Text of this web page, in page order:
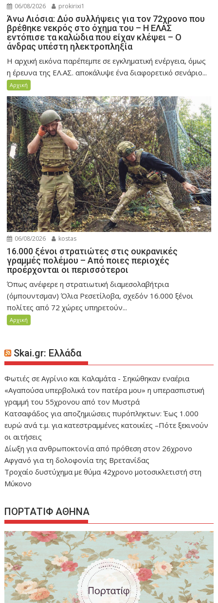
06/08/2026 prokirixi1
Άνω Λιόσια: Δύο συλλήψεις για τον 72χρονο που
βρέθηκε νεκρός στο όχημα του – Η ΕΛΑΣ
εντόπισε τα καλώδια που είχαν κλέψει – Ο
άνδρας υπέστη ηλεκτροπληξία
Η αρχική εικόνα παρέπεμπε σε εγκληματική ενέργεια, όμως
η έρευνα της ΕΛ.ΑΣ. αποκάλυψε ένα διαφορετικό σενάριο...
Αρχική
06/08/2026 kostas
16.000 ξένοι στρατιώτες στις ουκρανικές
γραμμές πολέμου – Από ποιες περιοχές
προέρχονται οι περισσότεροι
Όπως ανέφερε η στρατιωτική διαμεσολαβήτρια
(όμπουντσμαν) Όλια Ρεσετίλοβα, σχεδόν 16.000 ξένοι
πολίτες από 72 χώρες υπηρετούν...
Αρχική
Skai.gr: Ελλάδα
Φωτιές σε Αγρίνιο και Καλαμάτα - Σηκώθηκαν εναέρια
«Αγαπούσα υπερβολικά τον πατέρα μου» η υπερασπιστική
γραμμή του 55χρονου από τον Μυστρά
Κατσαφάδος για αποζημιώσεις πυρόπληκτων: Έως 1.000
ευρώ ανά τ.μ. για κατεστραμμένες κατοικίες –Πότε ξεκινούν
οι αιτήσεις
Δίωξη για ανθρωποκτονία από πρόθεση στον 26χρονο
Αφγανό για τη δολοφονία της Βρετανίδας
Τροχαίο δυστύχημα με θύμα 42χρονο μοτοσικλετιστή στη
Μύκονο
ΠΟΡΤΑΤΙΦ ΑΘΗΝΑ